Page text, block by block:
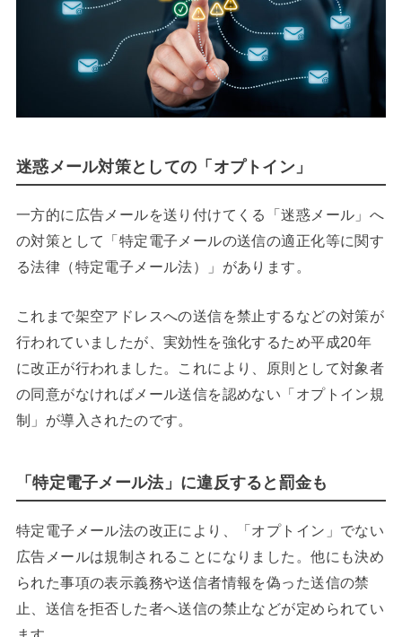
迷惑メール対策としての「オプトイン」
一方的に広告メールを送り付けてくる「迷惑メール」へ
の対策として「特定電子メールの送信の適正化等に関す
る法律（特定電子メール法）」があります。
これまで架空アドレスへの送信を禁止するなどの対策が
行われていましたが、実効性を強化するため平成20年
に改正が行われました。これにより、原則として対象者
の同意がなければメール送信を認めない「オプトイン規
制」が導入されたのです。
「特定電子メール法」に違反すると罰金も
特定電子メール法の改正により、「オプトイン」でない
広告メールは規制されることになりました。他にも決め
られた事項の表示義務や送信者情報を偽った送信の禁
止、送信を拒否した者へ送信の禁止などが定められてい